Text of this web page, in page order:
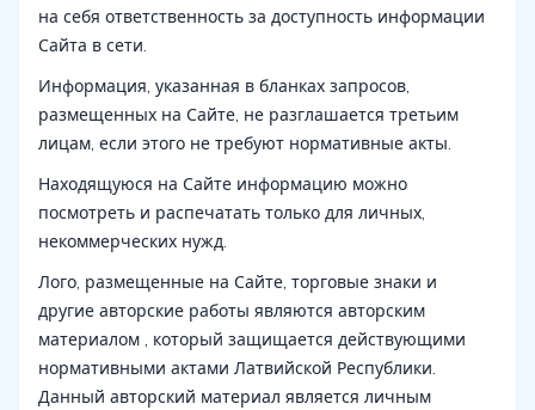
на себя ответственность за доступность информации
Сайта в сети.
Информация, указанная в бланках запросов,
размещенных на Сайте, не разглашается третьим
лицам, если этого не требуют нормативные акты.
Находящуюся на Сайте информацию можно
посмотреть и распечатать только для личных,
некоммерческих нужд.
Лого, размещенные на Сайте, торговые знаки и
другие авторские работы являются авторским
материалом , который защищается действующими
нормативными актами Латвийской Республики.
Данный авторский материал является личным